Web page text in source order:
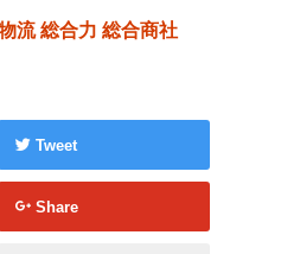
流 総合力 総合商社
Tweet
Share